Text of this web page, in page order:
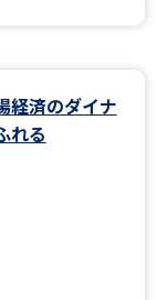
経済のダイナ
れる